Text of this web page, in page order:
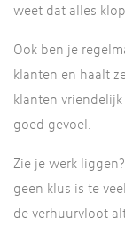
weet dat alles
Ook ben je
klanten en haalt
klanten
goed gevoel.
Zie je werk
geen klus is te
de verhuurvloot